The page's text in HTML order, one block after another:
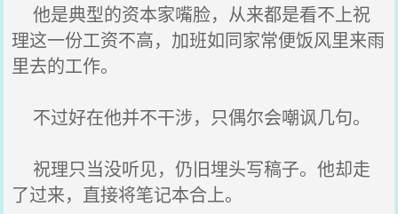
他是典型的资本家嘴脸，从来都是看不上祝
理这一份工资不高，加班如同家常便饭风里来雨
里去的工作。
不过好在他并不干涉，只偶尔会嘲讽几句。
祝理只当没听见，仍旧埋头写稿子。他却走
了过来，直接将笔记本合上。